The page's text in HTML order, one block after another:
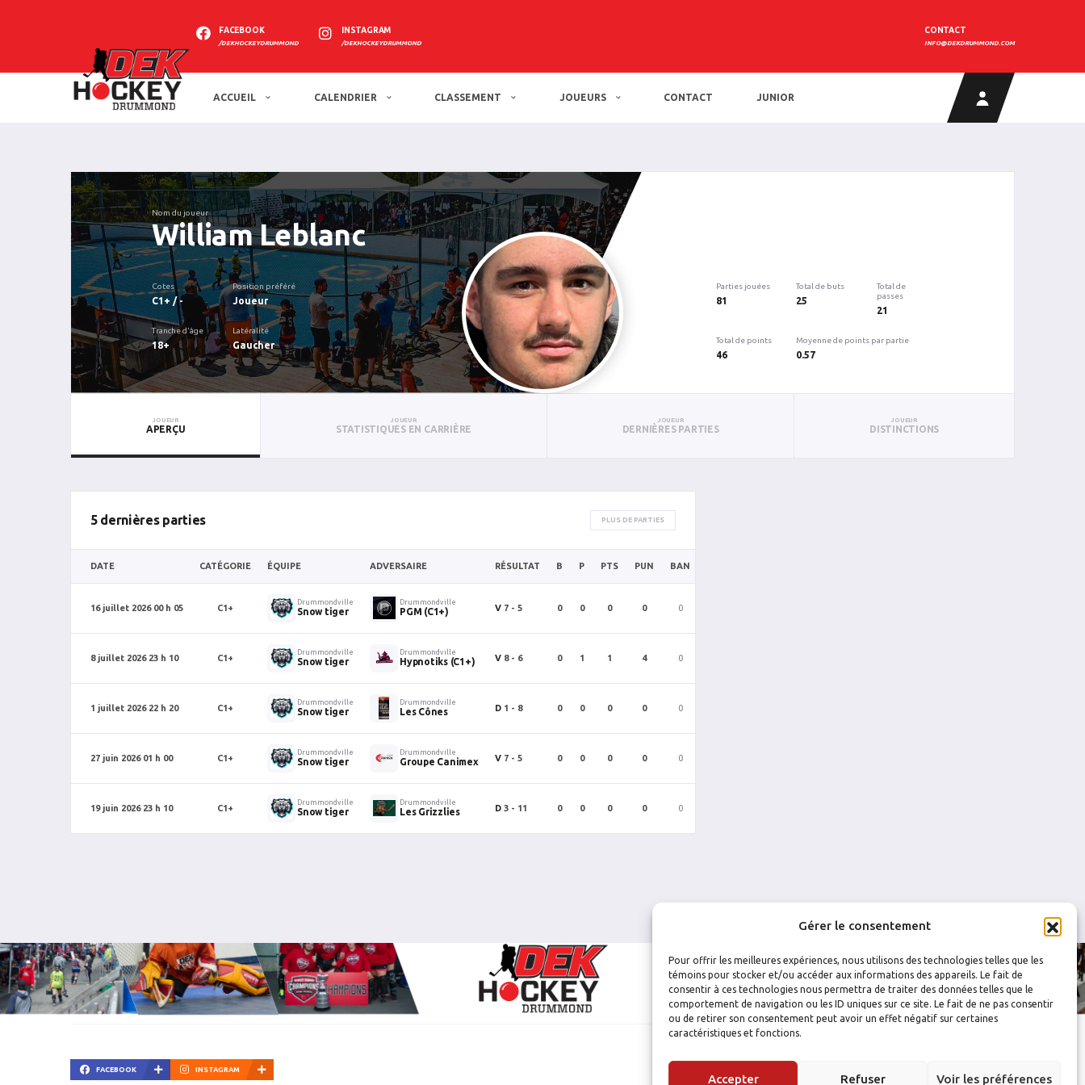
Gérer le consentement
Pour offrir les meilleures expériences, nous utilisons des technologies telles que les
témoins pour stocker et/ou accéder aux informations des appareils. Le fait de
consentir à ces technologies nous permettra de traiter des données telles que le
comportement de navigation ou les ID uniques sur ce site. Le fait de ne pas consentir
ou de retirer son consentement peut avoir un effet négatif sur certaines
caractéristiques et fonctions.
Accepter Refuser Voir les préférences
FACEBOOK
/DEKHOCKEYDRUMMOND
INSTAGRAM
/DEKHOCKEYDRUMMOND
CONTACT
INFO@DEKDRUMMOND.COM
ACCUEIL CALENDRIER CLASSEMENT JOUEURS CONTACT JUNIOR
Nom du joueur
William Leblanc
Cotes
C1+ / -
Position préféré
Joueur
Tranche d'âge
18+
Latéralité
Gaucher
Parties jouées
81
Total de buts
25
Total de
passes
21
Total de points
46
Moyenne de points par partie
0.57
JOUEUR
APERÇU
JOUEUR
STATISTIQUES EN CARRIÈRE
JOUEUR
DERNIÈRES PARTIES
JOUEUR
DISTINCTIONS
5 dernières parties PLUS DE PARTIES
DATE CATÉGORIE ÉQUIPE ADVERSAIRE RÉSULTAT B P PTS PUN BAN
16 juillet 2026 00 h 05 C1+
Drummondville
Snow tiger
Drummondville
PGM (C1+) V 7 - 5 0 0 0 0 0
8 juillet 2026 23 h 10 C1+
Drummondville
Snow tiger
Drummondville
Hypnotiks (C1+) V 8 - 6 0 1 1 4 0
1 juillet 2026 22 h 20 C1+
Drummondville
Snow tiger
Drummondville
Les Cônes D 1 - 8 0 0 0 0 0
27 juin 2026 01 h 00 C1+
Drummondville
Snow tiger
Drummondville
Groupe Canimex V 7 - 5 0 0 0 0 0
19 juin 2026 23 h 10 C1+
Drummondville
Snow tiger
Drummondville
Les Grizzlies D 3 - 11 0 0 0 0 0
FACEBOOK INSTAGRAM